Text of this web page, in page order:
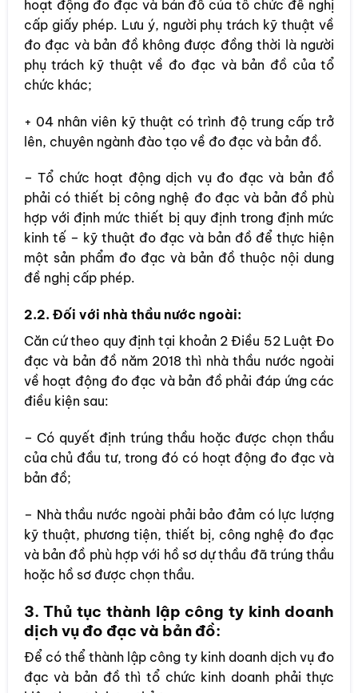
hoạt động đo đạc và bản đồ của tổ chức đề nghị
cấp giấy phép. Lưu ý, người phụ trách kỹ thuật về
đo đạc và bản đồ không được đồng thời là người
phụ trách kỹ thuật về đo đạc và bản đồ của tổ
chức khác;
+ 04 nhân viên kỹ thuật có trình độ trung cấp trở
lên, chuyên ngành đào tạo về đo đạc và bản đồ.
– Tổ chức hoạt động dịch vụ đo đạc và bản đồ
phải có thiết bị công nghệ đo đạc và bản đồ phù
hợp với định mức thiết bị quy định trong định mức
kinh tế – kỹ thuật đo đạc và bản đồ để thực hiện
một sản phẩm đo đạc và bản đồ thuộc nội dung
đề nghị cấp phép.
2.2. Đối với nhà thầu nước ngoài:
Căn cứ theo quy định tại khoản 2 Điều 52 Luật Đo
đạc và bản đồ năm 2018 thì nhà thầu nước ngoài
về hoạt động đo đạc và bản đồ phải đáp ứng các
điều kiện sau:
– Có quyết định trúng thầu hoặc được chọn thầu
của chủ đầu tư, trong đó có hoạt động đo đạc và
bản đồ;
– Nhà thầu nước ngoài phải bảo đảm có lực lượng
kỹ thuật, phương tiện, thiết bị, công nghệ đo đạc
và bản đồ phù hợp với hồ sơ dự thầu đã trúng thầu
hoặc hồ sơ được chọn thầu.
3. Thủ tục thành lập công ty kinh doanh
dịch vụ đo đạc và bản đồ:
Để có thể thành lập công ty kinh doanh dịch vụ đo
đạc và bản đồ thì tổ chức kinh doanh phải thực